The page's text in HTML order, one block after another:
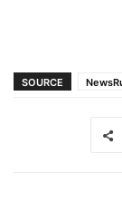
SOURCE